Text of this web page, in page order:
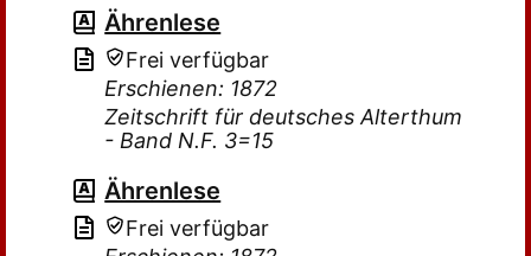
Ährenlese
Frei verfügbar
Erschienen: 1872
Zeitschrift für deutsches Alterthum
- Band N.F. 3=15
Ährenlese
Frei verfügbar